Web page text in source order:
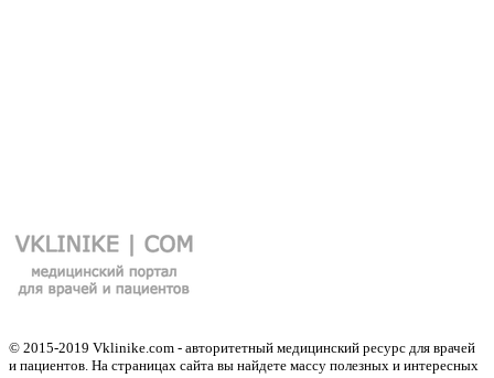
© 2015-2019 Vklinike.com - авторитетный медицинский ресурс для врачей
и пациентов. На страницах сайта вы найдете массу полезных и интересных